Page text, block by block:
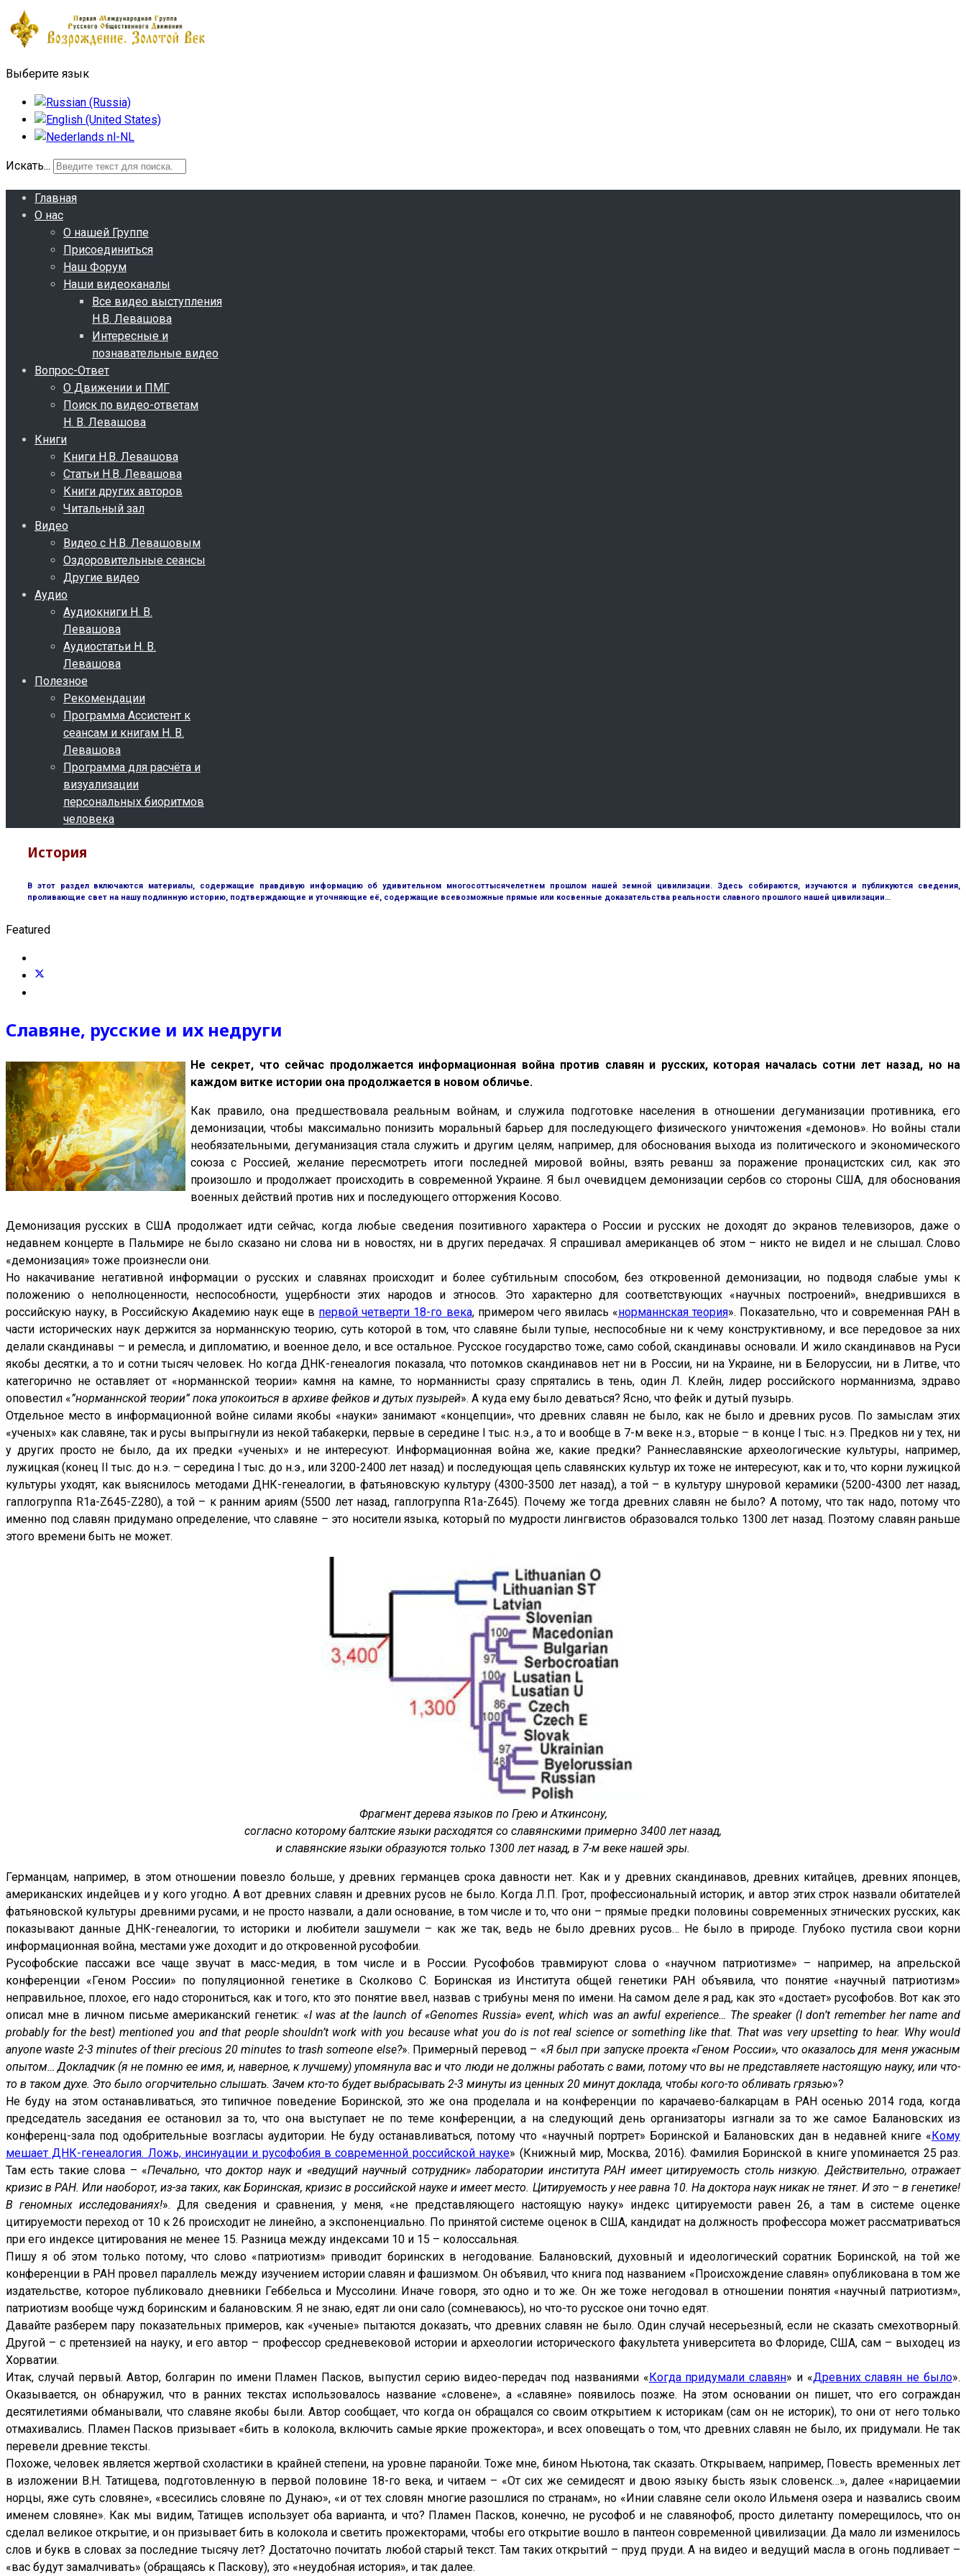
Выберите язык
Искать...
Главная
О нас
О нашей Группе
Присоединиться
Наш Форум
Наши видеоканалы
Все видео выступления
Н.В. Левашова
Интересные и
познавательные видео
Вопрос-Ответ
О Движении и ПМГ
Поиск по видео-ответам
Н. В. Левашова
Книги
Книги Н.В. Левашова
Статьи Н.В. Левашова
Книги других авторов
Читальный зал
Видео
Видео с Н.В. Левашовым
Оздоровительные сеансы
Другие видео
Аудио
Аудиокниги Н. В.
Левашова
Аудиостатьи Н. В.
Левашова
Полезное
Рекомендации
Программа Ассистент к
сеансам и книгам Н. В.
Левашова
Программа для расчёта и
визуализации
персональных биоритмов
человека
История
В этот раздел включаются материалы, содержащие правдивую информацию об удивительном многосоттысячелетнем прошлом нашей земной цивилизации. Здесь собираются, изучаются и публикуются сведения,
проливающие свет на нашу подлинную историю, подтверждающие и уточняющие её, содержащие всевозможные прямые или косвенные доказательства реальности славного прошлого нашей цивилизации…
Featured
Славяне, русские и их недруги
Не секрет, что сейчас продолжается информационная война против славян и русских, которая началась сотни лет назад, но на
каждом витке истории она продолжается в новом обличье.
Как правило, она предшествовала реальным войнам, и служила подготовке населения в отношении дегуманизации противника, его
демонизации, чтобы максимально понизить моральный барьер для последующего физического уничтожения «демонов». Но войны стали
необязательными, дегуманизация стала служить и другим целям, например, для обоснования выхода из политического и экономического
союза с Россией, желание пересмотреть итоги последней мировой войны, взять реванш за поражение пронацистских сил, как это
произошло и продолжает происходить в современной Украине. Я был очевидцем демонизации сербов со стороны США, для обоснования
военных действий против них и последующего отторжения Косово.
Демонизация русских в США продолжает идти сейчас, когда любые сведения позитивного характера о России и русских не доходят до экранов телевизоров, даже о
недавнем концерте в Пальмире не было сказано ни слова ни в новостях, ни в других передачах. Я спрашивал американцев об этом – никто не видел и не слышал. Слово
«демонизация» тоже произнесли они.
Но накачивание негативной информации о русских и славянах происходит и более субтильным способом, без откровенной демонизации, но подводя слабые умы к
положению о неполноценности, неспособности, ущербности этих народов и этносов. Это характерно для соответствующих «научных построений», внедрившихся в
российскую науку, в Российскую Академию наук еще в первой четверти 18-го века, примером чего явилась «норманнская теория». Показательно, что и современная РАН в
части исторических наук держится за норманнскую теорию, суть которой в том, что славяне были тупые, неспособные ни к чему конструктивному, и все передовое за них
делали скандинавы – и ремесла, и дипломатию, и военное дело, и все остальное. Русское государство тоже, само собой, скандинавы основали. И жило скандинавов на Руси
якобы десятки, а то и сотни тысяч человек. Но когда ДНК-генеалогия показала, что потомков скандинавов нет ни в России, ни на Украине, ни в Белоруссии, ни в Литве, что
категорично не оставляет от «норманнской теории» камня на камне, то норманнисты сразу спрятались в тень, один Л. Клейн, лидер российского норманнизма, здраво
оповестил «”норманнской теории” пока упокоиться в архиве фейков и дутых пузырей». А куда ему было деваться? Ясно, что фейк и дутый пузырь.
Отдельное место в информационной войне силами якобы «науки» занимают «концепции», что древних славян не было, как не было и древних русов. По замыслам этих
«ученых» как славяне, так и русы выпрыгнули из некой табакерки, первые в середине I тыс. н.э., а то и вообще в 7-м веке н.э., вторые – в конце I тыс. н.э. Предков ни у тех, ни
у других просто не было, да их предки «ученых» и не интересуют. Информационная война же, какие предки? Раннеславянские археологические культуры, например,
лужицкая (конец II тыс. до н.э. – середина I тыс. до н.э., или 3200-2400 лет назад) и последующая цепь славянских культур их тоже не интересуют, как и то, что корни лужицкой
культуры уходят, как выяснилось методами ДНК-генеалогии, в фатьяновскую культуру (4300-3500 лет назад), а той – в культуру шнуровой керамики (5200-4300 лет назад,
гаплогруппа R1a-Z645-Z280), а той – к ранним ариям (5500 лет назад, гаплогруппа R1a-Z645). Почему же тогда древних славян не было? А потому, что так надо, потому что
именно под славян придумано определение, что славяне – это носители языка, который по мудрости лингвистов образовался только 1300 лет назад. Поэтому славян раньше
этого времени быть не может.
Фрагмент дерева языков по Грею и Аткинсону,
согласно которому балтские языки расходятся со славянскими примерно 3400 лет назад,
и славянские языки образуются только 1300 лет назад, в 7-м веке нашей эры.
Германцам, например, в этом отношении повезло больше, у древних германцев срока давности нет. Как и у древних скандинавов, древних китайцев, древних японцев,
американских индейцев и у кого угодно. А вот древних славян и древних русов не было. Когда Л.П. Грот, профессиональный историк, и автор этих строк назвали обитателей
фатьяновской культуры древними русами, и не просто назвали, а дали основание, в том числе и то, что они – прямые предки половины современных этнических русских, как
показывают данные ДНК-генеалогии, то историки и любители зашумели – как же так, ведь не было древних русов… Не было в природе. Глубоко пустила свои корни
информационная война, местами уже доходит и до откровенной русофобии.
Русофобские пассажи все чаще звучат в масс-медия, в том числе и в России. Русофобов травмируют слова о «научном патриотизме» – например, на апрельской
конференции «Геном России» по популяционной генетике в Сколково С. Боринская из Института общей генетики РАН объявила, что понятие «научный патриотизм»
неправильное, плохое, его надо сторониться, как и того, кто это понятие ввел, назвав с трибуны меня по имени. На самом деле я рад, как это «достает» русофобов. Вот как это
описал мне в личном письме американский генетик: «I was at the launch of «Genomes Russia» event, which was an awful experience… The speaker (I don’t remember her name and
probably for the best) mentioned you and that people shouldn’t work with you because what you do is not real science or something like that. That was very upsetting to hear. Why would
anyone waste 2-3 minutes of their precious 20 minutes to trash someone else?». Примерный перевод – «Я был при запуске проекта «Геном России», что оказалось для меня ужасным
опытом… Докладчик (я не помню ее имя, и, наверное, к лучшему) упомянула вас и что люди не должны работать с вами, потому что вы не представляете настоящую науку, или что-
то в таком духе. Это было огорчительно слышать. Зачем кто-то будет выбрасывать 2-3 минуты из ценных 20 минут доклада, чтобы кого-то обливать грязью»?
Не буду на этом останавливаться, это типичное поведение Боринской, это же она проделала и на конференции по карачаево-балкарцам в РАН осенью 2014 года, когда
председатель заседания ее остановил за то, что она выступает не по теме конференции, а на следующий день организаторы изгнали за то же самое Балановских из
конференц-зала под одобрительные возгласы аудитории. Не буду останавливаться, потому что «научный портрет» Боринской и Балановских дан в недавней книге « Кому
мешает ДНК-генеалогия. Ложь, инсинуации и русофобия в современной российской науке» (Книжный мир, Москва, 2016). Фамилия Боринской в книге упоминается 25 раз.
Там есть такие слова – «Печально, что доктор наук и «ведущий научный сотрудник» лаборатории института РАН имеет цитируемость столь низкую. Действительно, отражает
кризис в РАН. Или наоборот, из-за таких, как Боринская, кризис в российской науке и имеет место. Цитируемость у нее равна 10. На доктора наук никак не тянет. И это – в генетике!
В геномных исследованиях!». Для сведения и сравнения, у меня, «не представляющего настоящую науку» индекс цитируемости равен 26, а там в системе оценке
цитируемости переход от 10 к 26 происходит не линейно, а экспоненциально. По принятой системе оценок в США, кандидат на должность профессора может рассматриваться
при его индексе цитирования не менее 15. Разница между индексами 10 и 15 – колоссальная.
Пишу я об этом только потому, что слово «патриотизм» приводит боринских в негодование. Балановский, духовный и идеологический соратник Боринской, на той же
конференции в РАН провел параллель между изучением истории славян и фашизмом. Он объявил, что книга под названием «Происхождение славян» опубликована в том же
издательстве, которое публиковало дневники Геббельса и Муссолини. Иначе говоря, это одно и то же. Он же тоже негодовал в отношении понятия «научный патриотизм»,
патриотизм вообще чужд боринским и балановским. Я не знаю, едят ли они сало (сомневаюсь), но что-то русское они точно едят.
Давайте разберем пару показательных примеров, как «ученые» пытаются доказать, что древних славян не было. Один случай несерьезный, если не сказать смехотворный.
Другой – с претензией на науку, и его автор – профессор средневековой истории и археологии исторического факультета университета во Флориде, США, сам – выходец из
Хорватии.
Итак, случай первый. Автор, болгарин по имени Пламен Пасков, выпустил серию видео-передач под названиями « Когда придумали славян» и «Древних славян не было».
Оказывается, он обнаружил, что в ранних текстах использовалось название «словене», а «славяне» появилось позже. На этом основании он пишет, что его сограждан
десятилетиями обманывали, что славяне якобы были. Автор сообщает, что когда он обращался со своим открытием к историкам (сам он не историк), то они от него только
отмахивались. Пламен Пасков призывает «бить в колокола, включить самые яркие прожектора», и всех оповещать о том, что древних славян не было, их придумали. Не так
перевели древние тексты.
Похоже, человек является жертвой схоластики в крайней степени, на уровне паранойи. Тоже мне, бином Ньютона, так сказать. Открываем, например, Повесть временных лет
в изложении В.Н. Татищева, подготовленную в первой половине 18-го века, и читаем – «От сих же семидесят и двою языку бысть язык словенск…», далее «нарицаемии
норцы, яже суть словяне», «всесились словяне по Дунаю», «и от тех словян многие разошлися по странам», но «Инии славяне сели около Ильменя озера и назвались своим
именем словяне». Как мы видим, Татищев использует оба варианта, и что? Пламен Пасков, конечно, не русофоб и не славянофоб, просто дилетанту померещилось, что он
сделал великое открытие, и он призывает бить в колокола и светить прожекторами, чтобы его открытие вошло в пантеон современной цивилизации. Да мало ли изменилось
слов и букв в словах за последние тысячу лет? Достаточно почитать любой старый текст. Там таких открытий – пруд пруди. А на видео и ведущий масла в огонь подливает –
«вас будут замалчивать» (обращаясь к Паскову), это «неудобная история», и так далее.